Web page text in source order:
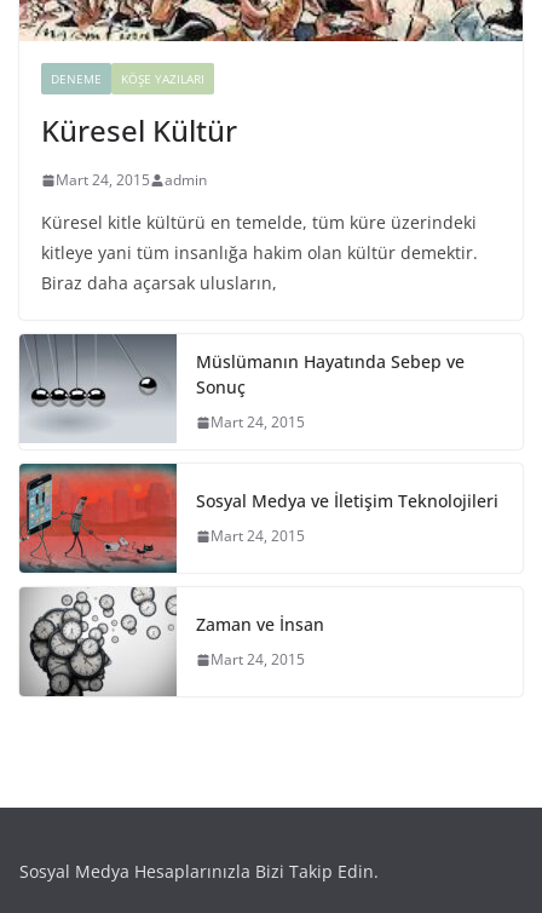
DENEME KÖŞE YAZILARI
Küresel Kültür
Mart 24, 2015 admin
Küresel kitle kültürü en temelde, tüm küre üzerindeki
kitleye yani tüm insanlığa hakim olan kültür demektir.
Biraz daha açarsak ulusların,
Müslümanın Hayatında Sebep ve
Sonuç
Mart 24, 2015
Sosyal Medya ve İletişim Teknolojileri
Mart 24, 2015
Zaman ve İnsan
Mart 24, 2015
Sosyal Medya Hesaplarınızla Bizi Takip Edin.